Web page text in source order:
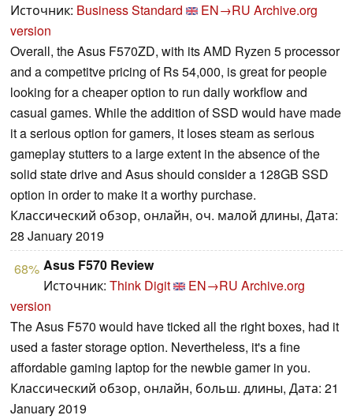
Источник: Business Standard EN→RU Archive.org
version
Overall, the Asus F570ZD, with its AMD Ryzen 5 processor
and a competitve pricing of Rs 54,000, is great for people
looking for a cheaper option to run daily workflow and
casual games. While the addition of SSD would have made
it a serious option for gamers, it loses steam as serious
gameplay stutters to a large extent in the absence of the
solid state drive and Asus should consider a 128GB SSD
option in order to make it a worthy purchase.
Классический обзор, онлайн, оч. малой длины, Дата:
28 January 2019
68% Asus F570 Review
Источник: Think Digit EN→RU Archive.org
version
The Asus F570 would have ticked all the right boxes, had it
used a faster storage option. Nevertheless, it's a fine
affordable gaming laptop for the newbie gamer in you.
Классический обзор, онлайн, больш. длины, Дата: 21
January 2019